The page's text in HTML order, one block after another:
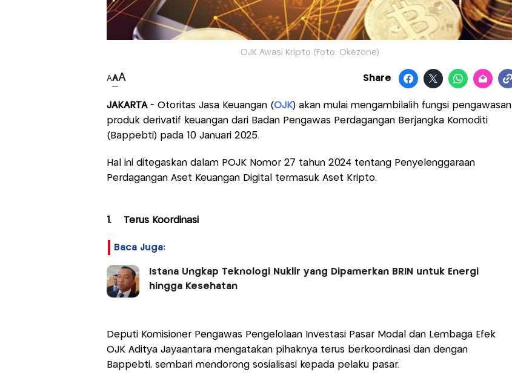
OJK Awasi Kripto (Foto: Okezone)
AAA Share
JAKARTA- Otoritas Jasa Keuangan (OJK) akan mulai mengambilalih fungsi pengawasan
produk derivatif keuangan dari Badan Pengawas Perdagangan Berjangka Komoditi
(Bappebti) pada 10 Januari 2025.
Hal ini ditegaskan dalam POJK Nomor 27 tahun 2024 tentang Penyelenggaraan
Perdagangan Aset Keuangan Digital termasuk Aset Kripto.
1. Terus Koordinasi
Baca Juga:
Istana Ungkap Teknologi Nuklir yang Dipamerkan BRIN untuk Energi
hingga Kesehatan
Deputi Komisioner Pengawas Pengelolaan Investasi Pasar Modal dan Lembaga Efek
OJK Aditya Jayaantara mengatakan pihaknya terus berkoordinasi dan dengan
Bappebti, sembari mendorong sosialisasi kepada pelaku pasar.